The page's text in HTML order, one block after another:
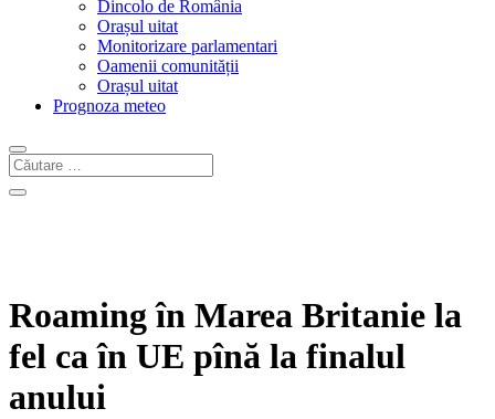
Dincolo de România
Orașul uitat
Monitorizare parlamentari
Oamenii comunității
Orașul uitat
Prognoza meteo
Roaming în Marea Britanie la
fel ca în UE pînă la finalul
anului